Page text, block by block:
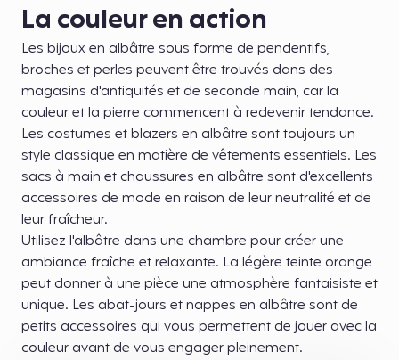
La couleur en action
Les bijoux en albâtre sous forme de pendentifs,
broches et perles peuvent être trouvés dans des
magasins d'antiquités et de seconde main, car la
couleur et la pierre commencent à redevenir tendance.
Les costumes et blazers en albâtre sont toujours un
style classique en matière de vêtements essentiels. Les
sacs à main et chaussures en albâtre sont d'excellents
accessoires de mode en raison de leur neutralité et de
leur fraîcheur.
Utilisez l'albâtre dans une chambre pour créer une
ambiance fraîche et relaxante. La légère teinte orange
peut donner à une pièce une atmosphère fantaisiste et
unique. Les abat-jours et nappes en albâtre sont de
petits accessoires qui vous permettent de jouer avec la
couleur avant de vous engager pleinement.